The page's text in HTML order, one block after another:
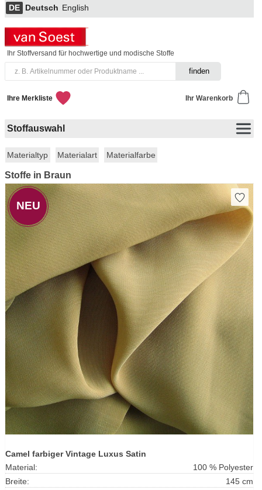
DE Deutsch English
Ihr Stoffversand für hochwertige und modische Stoffe
Ihr Warenkorb
Ihre Merkliste
Stoffauswahl
Materialtyp Materialart Materialfarbe
Stoffe in Braun
NEU
Camel farbiger Vintage Luxus Satin
Material:
100 % Polyester
Breite:
145 cm